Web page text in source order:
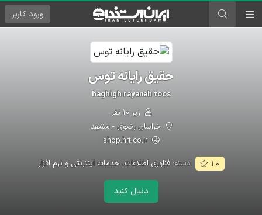
ورود کاربر
حقیق رایانه توس
haghigh rayaneh toos
زیر ۱۰ نفر
خراسان رضوی - مشهد
shop.hrt.co.ir
۱.۰ دسته:فناوری اطلاعات، خدمات اینترنتی و نرم افزار
دنبال کنید